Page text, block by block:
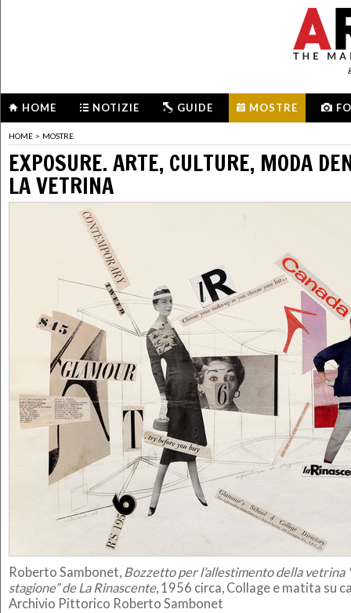
HOME NOTIZIE GUIDE MOSTRE
HOME > MOSTRE
EXPOSURE. ARTE, CULTURE, MODA
LA VETRINA
Roberto Sambonet, Bozzetto per l’allestimento della vetrina
stagione” de La Rinascente, 1956 circa, Collage e matita su
Archivio Pittorico Roberto Sambonet